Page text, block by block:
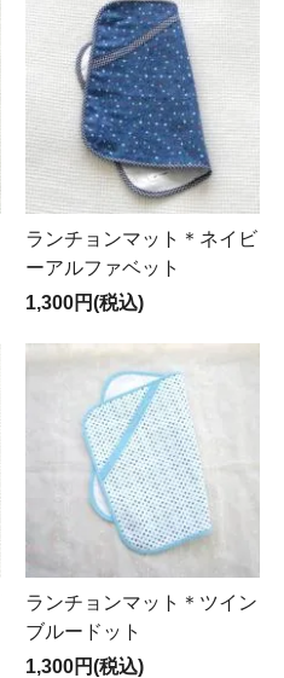
ランチョンマット＊ネイビ
ーアルファベット
1,300円(税込)
ランチョンマット＊ツイン
ブルードット
1,300円(税込)